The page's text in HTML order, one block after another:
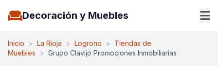
Decoración y Muebles
Inicio > La Rioja > Logrono > Tiendas de
Muebles
> Grupo Clavijo Promociones Inmobiliarias